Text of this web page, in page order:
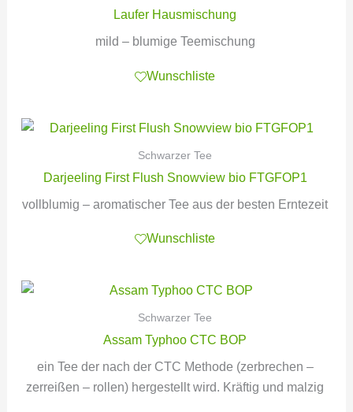
Laufer Hausmischung
mild – blumige Teemischung
Wunschliste
Schwarzer Tee
Darjeeling First Flush Snowview bio FTGFOP1
vollblumig – aromatischer Tee aus der besten Erntezeit
Wunschliste
Schwarzer Tee
Assam Typhoo CTC BOP
ein Tee der nach der CTC Methode (zerbrechen –
zerreißen – rollen) hergestellt wird. Kräftig und malzig